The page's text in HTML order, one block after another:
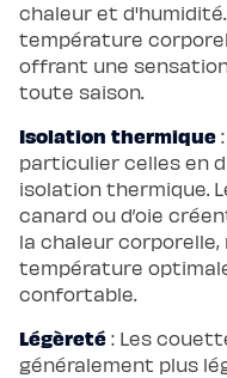
chaleur et
température
offrant une
toute saison.
Isolation thermique
particulier celles en
isolation thermique.
canard ou d’oie
la chaleur
température
confortable.
Légèreté : Les
généralement plus